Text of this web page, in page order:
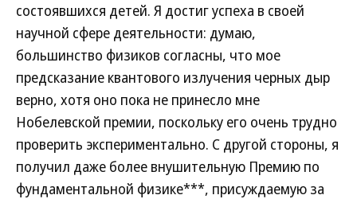
состоявшихся детей. Я достиг успеха в своей
научной сфере деятельности: думаю,
большинство физиков согласны, что мое
предсказание квантового излучения черных дыр
верно, хотя оно пока не принесло мне
Нобелевской премии, поскольку его очень трудно
проверить экспериментально. С другой стороны, я
получил даже более внушительную Премию по
фундаментальной физике***, присуждаемую за